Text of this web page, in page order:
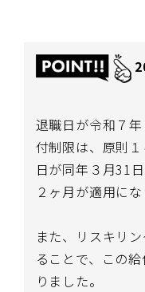
退職日が令和７
付制限は、原則
日が同年３月31
２ヶ月が適用にな
また、リスキリ
ることで、この
りました。